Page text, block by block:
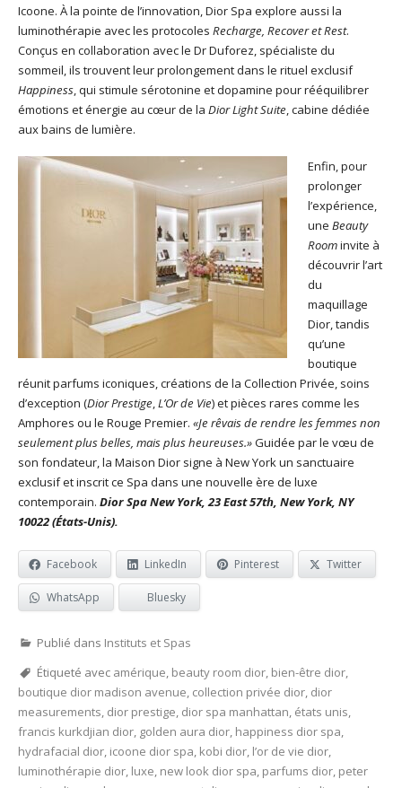
Icoone. À la pointe de l’innovation, Dior Spa explore aussi la
luminothérapie avec les protocoles Recharge, Recover et Rest.
Conçus en collaboration avec le Dr Duforez, spécialiste du
sommeil, ils trouvent leur prolongement dans le rituel exclusif
Happiness, qui stimule sérotonine et dopamine pour rééquilibrer
émotions et énergie au cœur de la Dior Light Suite, cabine dédiée
aux bains de lumière.
Enfin, pour
prolonger
l’expérience,
uneBeauty
Roominvite à
découvrir l’art
du
maquillage
Dior, tandis
qu’une
boutique
réunit parfums iconiques, créations de la Collection Privée, soins
d’exception (Dior Prestige,L’Or de Vie) et pièces rares comme les
Amphores ou le Rouge Premier. «Je rêvais de rendre les femmes non
seulement plus belles, mais plus heureuses.»Guidée par le vœu de
son fondateur, la Maison Dior signe à New York un sanctuaire
exclusif et inscrit ce Spa dans une nouvelle ère de luxe
contemporain. Dior Spa New York, 23 East 57th, New York, NY
10022 (États-Unis).
Facebook LinkedIn Pinterest Twitter
WhatsApp Bluesky
Publié dans Instituts et Spas
Étiqueté avec amérique, beauty room dior, bien-être dior,
boutique dior madison avenue, collection privée dior, dior
measurements, dior prestige, dior spa manhattan, états unis,
francis kurkdjian dior, golden aura dior, happiness dior spa,
hydrafacial dior, icoone dior spa, kobi dior, l’or de vie dior,
luminothérapie dior, luxe, new look dior spa, parfums dior, peter